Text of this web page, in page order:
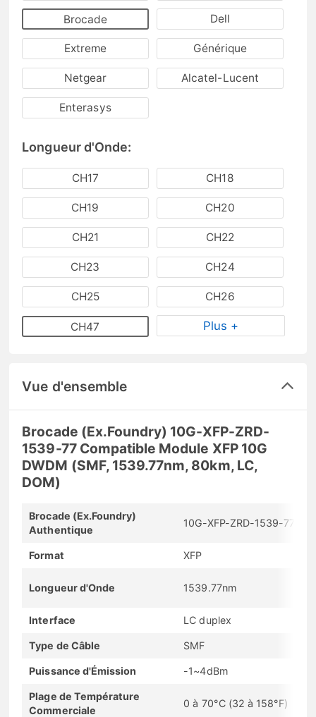
Brocade Dell
Extreme Générique
Netgear Alcatel-Lucent
Enterasys
Longueur d'Onde:
CH17 CH18
CH19 CH20
CH21 CH22
CH23 CH24
CH25 CH26
CH47 Plus +
Vue d'ensemble
Brocade (Ex.Foundry) 10G-XFP-ZRD-
1539-77 Compatible Module XFP 10G
DWDM (SMF, 1539.77nm, 80km, LC,
DOM)
Brocade (Ex.Foundry)
Authentique
10G-XFP-ZRD-1539-77
Format XFP
Longueur d'Onde 1539.77nm
Interface LC duplex
Type de Câble SMF
Puissance d'Émission -1~4dBm
Plage de Température
Commerciale
0 à 70°C (32 à 158°F)